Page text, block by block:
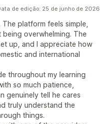
de edição: 25 de junho de 2026
The platform feels simple,
overwhelming. The
up, and I appreciate how
and international
throughout my learning
so much patience,
genuinely tell he cares
truly understand the
things.